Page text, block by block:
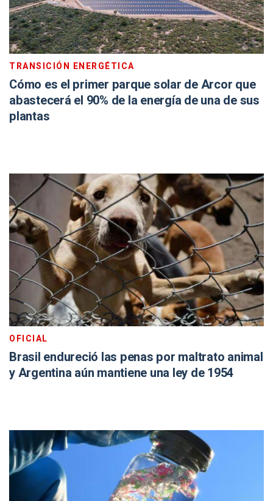
TRANSICIÓN ENERGÉTICA
Cómo es el primer parque solar de Arcor que
abastecerá el 90% de la energía de una de sus
plantas
OFICIAL
Brasil endureció las penas por maltrato animal
y Argentina aún mantiene una ley de 1954